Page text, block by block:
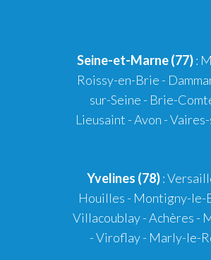
Seine-et-Marne (77):
Roissy-en-Brie -
sur-Seine - Brie-
Lieusaint - Avon -
Yvelines (78):
Houilles - Montigny-le-
Villacoublay - Achères -
- Viroflay - Marly-le-